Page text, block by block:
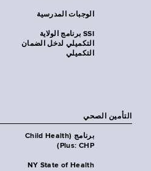
الوجبات المدرسية
SSI برنامج الولاية
التكميلي لدخل الضمان
التكميلي
التأمين الصحي
برنامج (Child Health
Plus: CHP)
NY State of Health